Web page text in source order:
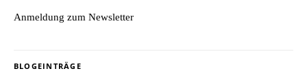
Anmeldung zum Newsletter
BLOGEINTRÄGE